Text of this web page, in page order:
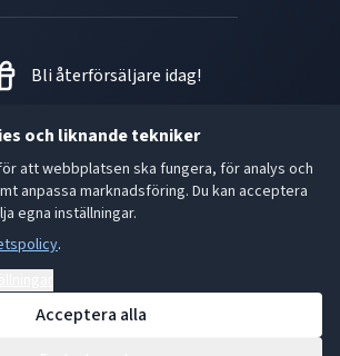
och liknande tekniker
att webbplatsen ska fungera, för analys och
anpassa marknadsföring. Du kan acceptera
egna inställningar.
.
Acceptera alla
Bli återförsäljare idag!
Metallgatan 21 B, 262 72
Ängelholm Orgnr: 556493-5780